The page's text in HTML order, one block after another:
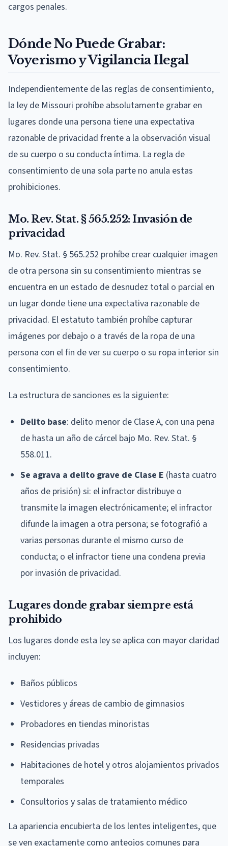
cargos penales.
Dónde No Puede Grabar:
Voyerismo y Vigilancia Ilegal
Independientemente de las reglas de consentimiento,
la ley de Missouri prohíbe absolutamente grabar en
lugares donde una persona tiene una expectativa
razonable de privacidad frente a la observación visual
de su cuerpo o su conducta íntima. La regla de
consentimiento de una sola parte no anula estas
prohibiciones.
Mo. Rev. Stat. § 565.252: Invasión de
privacidad
Mo. Rev. Stat. § 565.252 prohíbe crear cualquier imagen
de otra persona sin su consentimiento mientras se
encuentra en un estado de desnudez total o parcial en
un lugar donde tiene una expectativa razonable de
privacidad. El estatuto también prohíbe capturar
imágenes por debajo o a través de la ropa de una
persona con el fin de ver su cuerpo o su ropa interior sin
consentimiento.
La estructura de sanciones es la siguiente:
Delito base: delito menor de Clase A, con una pena
de hasta un año de cárcel bajo Mo. Rev. Stat. §
558.011.
Se agrava a delito grave de Clase E (hasta cuatro
años de prisión) si: el infractor distribuye o
transmite la imagen electrónicamente; el infractor
difunde la imagen a otra persona; se fotografió a
varias personas durante el mismo curso de
conducta; o el infractor tiene una condena previa
por invasión de privacidad.
Lugares donde grabar siempre está
prohibido
Los lugares donde esta ley se aplica con mayor claridad
incluyen:
Baños públicos
Vestidores y áreas de cambio de gimnasios
Probadores en tiendas minoristas
Residencias privadas
Habitaciones de hotel y otros alojamientos privados
temporales
Consultorios y salas de tratamiento médico
La apariencia encubierta de los lentes inteligentes, que
se ven exactamente como anteojos comunes para